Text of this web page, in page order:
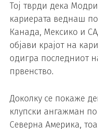
Тој тврди дека
кариерата веднаш
Канада, Мексико и
објави крајот на
одигра последниот
првенство.
Доколку се покаже
клупски ангажман
Северна Америка,